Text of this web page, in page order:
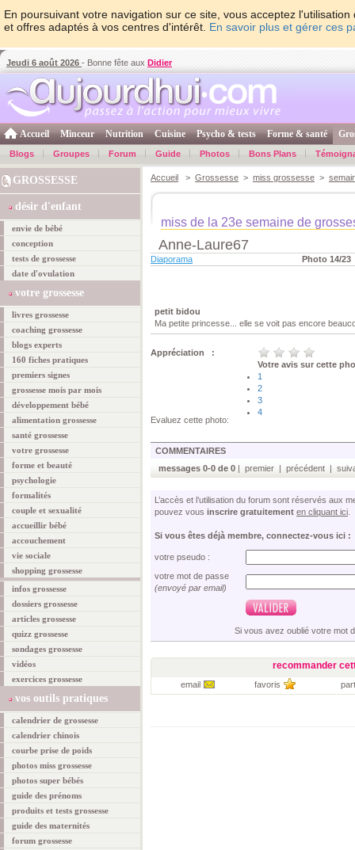
En poursuivant votre navigation sur ce site, vous acceptez
et offres adaptés à vos centres d'intérêt. En savoir plus et gérer ces
Jeudi 6 août 2026 - Bonne fête aux Didier
Accueil Minceur Nutrition Cuisine Psycho & tests Forme & santé
Blogs Groupes Forum Guide Photos Bons Plans
GROSSESSE
désir d'enfant
envie de bébé
conception
tests de grossesse
date d'ovulation
votre grossesse
livres grossesse
coaching grossesse
blogs experts
160 fiches pratiques
premiers signes
grossesse mois par mois
développement bébé
alimentation grossesse
santé grossesse
votre grossesse
forme et beauté
psychologie
formalités
couple et sexualité
accueillir bébé
accouchement
vie sociale
shopping grossesse
infos grossesse
dossiers grossesse
articles grossesse
quizz grossesse
sondages grossesse
vidéos
exercices grossesse
vos outils pratiques
calendrier de grossesse
calendrier chinois
courbe prise de poids
photos miss grossesse
photos super bébés
guide des prénoms
produits et tests grossesse
guide des maternités
forum grossesse
Accueil > Grossesse > miss grossesse >
miss de la 23e semaine de
Anne-Laure67
Diaporama Photo 14/23
petit bidou
Ma petite princesse... elle se voit pas encore
Appréciation :
Evaluez cette photo:
Votre avis sur cette
1
2
3
4
COMMENTAIRES
messages 0-0 de 0 | premier | précédent |
L’accès et l’utilisation du forum sont réservés aux
pouvez vous inscrire gratuitement en cliquant ici
Si vous êtes déjà membre, connectez-vous ici :
votre pseudo :
votre mot de passe
(envoyé par email)
Si vous avez oublié votre mot
recommander
email favoris